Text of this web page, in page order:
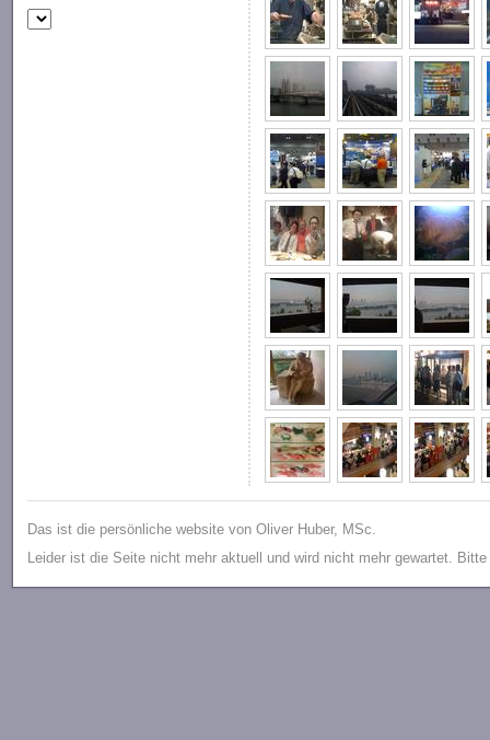
Das ist die persönliche website von Oliver Huber, MSc.
Leider ist die Seite nicht mehr aktuell und wird nicht mehr gewartet.